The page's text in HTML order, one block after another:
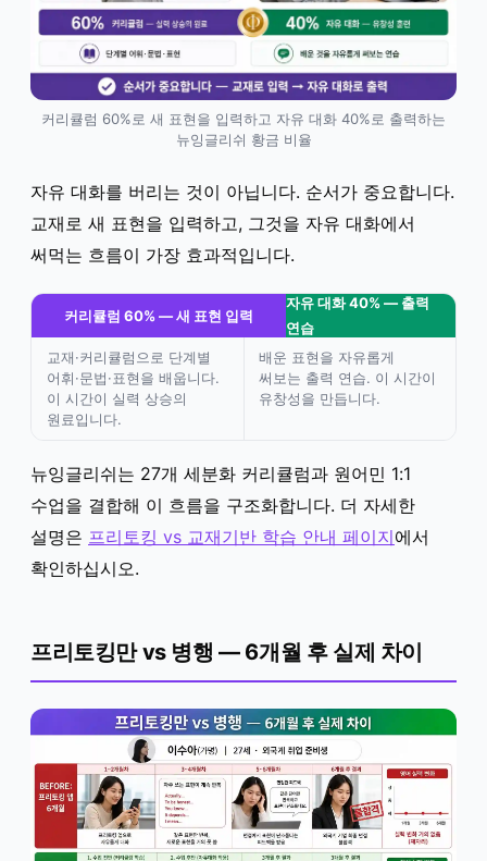
커리큘럼 60%로 새 표현을 입력하고 자유 대화 40%로 출력하는
뉴잉글리쉬 황금 비율
자유 대화를 버리는 것이 아닙니다. 순서가 중요합니다.
교재로 새 표현을 입력하고, 그것을 자유 대화에서
써먹는 흐름이 가장 효과적입니다.
커리큘럼 60% — 새 표현 입력
자유 대화 40% — 출력
연습
교재·커리큘럼으로 단계별
어휘·문법·표현을 배웁니다.
이 시간이 실력 상승의
원료입니다.
배운 표현을 자유롭게
써보는 출력 연습. 이 시간이
유창성을 만듭니다.
뉴잉글리쉬는 27개 세분화 커리큘럼과 원어민 1:1
수업을 결합해 이 흐름을 구조화합니다. 더 자세한
설명은 프리토킹 vs 교재기반 학습 안내 페이지에서
확인하십시오.
프리토킹만 vs 병행 — 6개월 후 실제 차이